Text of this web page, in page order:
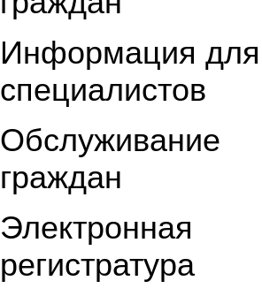
Информация для
специалистов
Обслуживание
граждан
Электронная
регистратура